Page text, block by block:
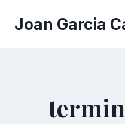
Joan Garcia